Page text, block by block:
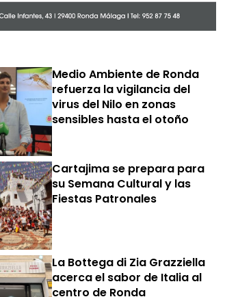
Medio Ambiente de Ronda
refuerza la vigilancia del
virus del Nilo en zonas
sensibles hasta el otoño
Cartajima se prepara para
su Semana Cultural y las
Fiestas Patronales
La Bottega di Zia Grazziella
acerca el sabor de Italia al
centro de Ronda